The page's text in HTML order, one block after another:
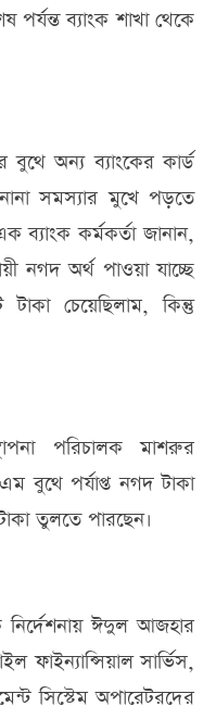
ব্যাংক শাখা থেকে
অন্য ব্যাংকের কার্ড
সমস্যার মুখে পড়তে
ব্যাংক কর্মকর্তা জানান,
নগদ অর্থ পাওয়া যাচ্ছে
চেয়েছিলাম, কিন্তু
পরিচালক মাশরুর
বুথে পর্যাপ্ত নগদ টাকা
তুলতে পারছেন।
ঈদুল আজহার
ফাইন্যান্সিয়াল সার্ভিস,
সিস্টেম অপারেটরদের